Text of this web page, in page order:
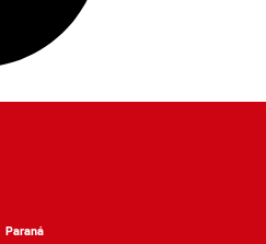
Paraná